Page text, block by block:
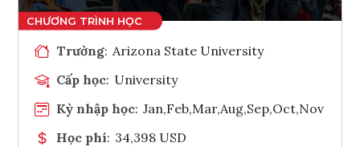
Trường: Arizona State University
Cấp học: University
Kỳ nhập học: Jan,Feb,Mar,Aug,Sep,Oct,Nov
Học phí: 34,398 USD